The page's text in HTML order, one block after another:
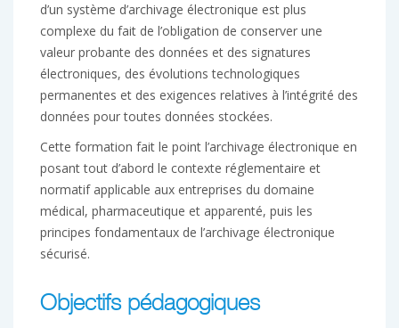
d’un système d’archivage électronique est plus
complexe du fait de l’obligation de conserver une
valeur probante des données et des signatures
électroniques, des évolutions technologiques
permanentes et des exigences relatives à l’intégrité des
données pour toutes données stockées.
Cette formation fait le point l’archivage électronique en
posant tout d’abord le contexte réglementaire et
normatif applicable aux entreprises du domaine
médical, pharmaceutique et apparenté, puis les
principes fondamentaux de l’archivage électronique
sécurisé.
Objectifs pédagogiques